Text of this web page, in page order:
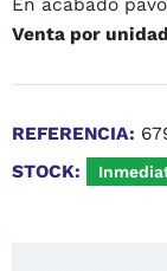
Venta por
REFERENCIA:
STOCK: